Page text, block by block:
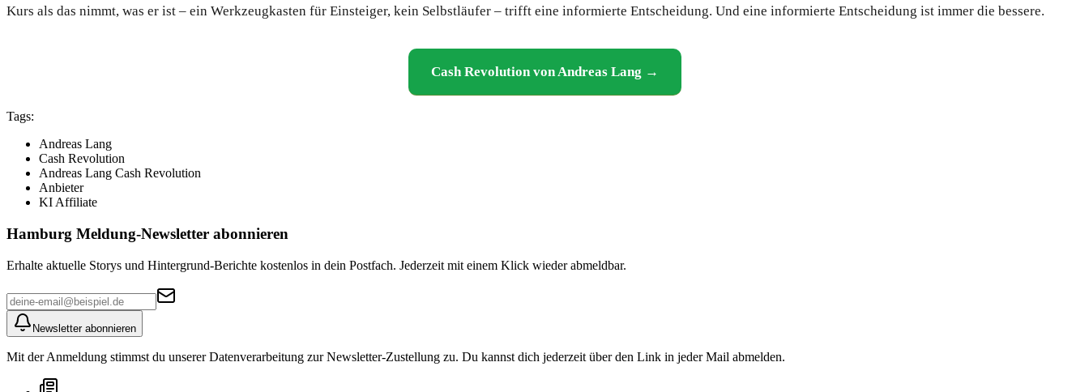
Kurs als das nimmt, was er ist – ein Werkzeugkasten für Einsteiger, kein Selbstläufer – trifft eine informierte Entscheidung. Und eine informierte Entscheidung ist immer die bessere.
Cash Revolution von Andreas Lang →
Tags:
Andreas Lang
Cash Revolution
Andreas Lang Cash Revolution
Anbieter
KI Affiliate
Hamburg Meldung-Newsletter abonnieren
Erhalte aktuelle Storys und Hintergrund-Berichte kostenlos in dein Postfach. Jederzeit mit einem Klick wieder abmeldbar.
Newsletter abonnieren
Mit der Anmeldung stimmst du unserer Datenverarbeitung zur Newsletter-Zustellung zu. Du kannst dich jederzeit über den Link in jeder Mail abmelden.